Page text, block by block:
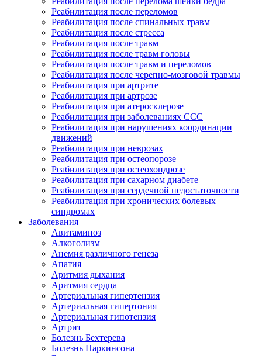
Реабилитация после переломов
Реабилитация после спинальных травм
Реабилитация после стресса
Реабилитация после травм
Реабилитация после травм головы
Реабилитация после травм и переломов
Реабилитация после черепно-мозговой травмы
Реабилитация при артрите
Реабилитация при артрозе
Реабилитация при атеросклерозе
Реабилитация при заболеваниях ССС
Реабилитация при нарушениях координации
движений
Реабилитация при неврозах
Реабилитация при остеопорозе
Реабилитация при остеохондрозе
Реабилитация при сахарном диабете
Реабилитация при сердечной недостаточности
Реабилитация при хронических болевых
синдромах
Заболевания
Авитаминоз
Алкоголизм
Анемия различного генеза
Апатия
Аритмия дыхания
Аритмия сердца
Артериальная гипертензия
Артериальная гипертония
Артериальная гипотензия
Артрит
Болезнь Бехтерева
Болезнь Паркинсона